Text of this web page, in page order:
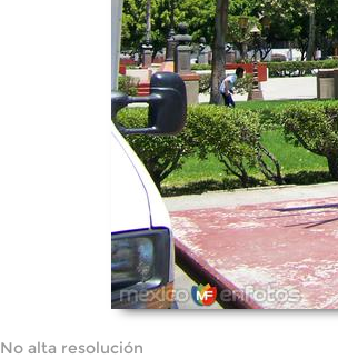
No alta resolución